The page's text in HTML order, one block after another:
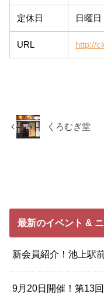
定休日 日曜日
URL http://
くろむぎ堂
最新のイベント &
新会員紹介！池上駅
9月20日開催！第13